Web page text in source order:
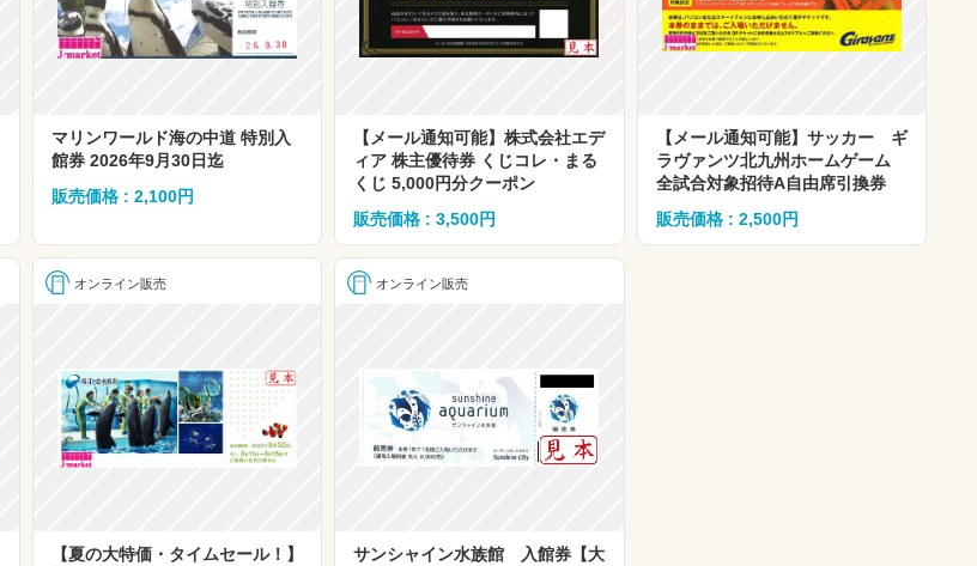
マリンワールド海の中道 特別入
館券 2026年9月30日迄
販売価格 : 2,100円
【メール通知可能】株式会社エデ
ィア 株主優待券 くじコレ・まる
くじ 5,000円分クーポン
販売価格 : 3,500円
【メール通知可能】サッカー ギ
ラヴァンツ北九州ホームゲーム
全試合対象招待A自由席引換券
販売価格 : 2,500円
オンライン販売
【夏の大特価・タイムセール！】
オンライン販売
サンシャイン水族館 入館券【大